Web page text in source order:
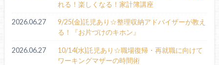
れる！楽しくなる！家計簿講座
2026.06.27
9/25(金)託児あり☆整理収納アドバイザーが教え
る！『お片づけのキホン』
2026.06.27
10/14(水)託児あり☆職場復帰・再就職に向けて
ワーキングマザーの時間術